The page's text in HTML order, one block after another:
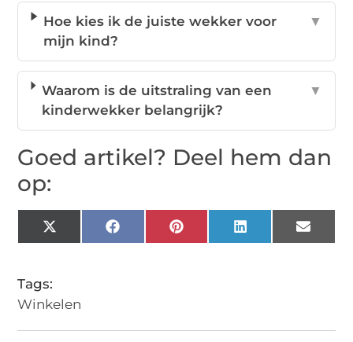
Hoe kies ik de juiste wekker voor
mijn kind?
▼
Waarom is de uitstraling van een
kinderwekker belangrijk?
▼
Goed artikel? Deel hem dan
op:
X
(Twitter)
FacebookPinterestLinkedIn Email
Tags:
Winkelen